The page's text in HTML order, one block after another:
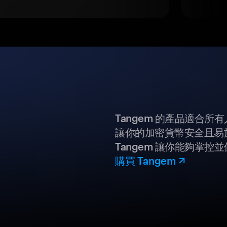
Tangem 的產品適合所
讓你的加密貨幣安全且
Tangem 讓你能夠掌控
購買 Tangem